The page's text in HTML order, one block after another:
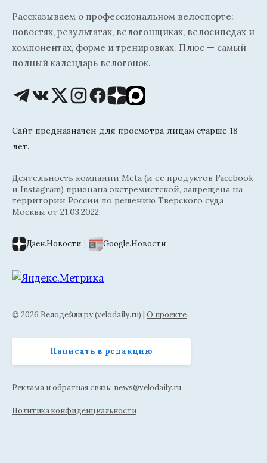
Рассказываем о профессиональном велоспорте:
новостях, результатах, велогонщиках, велосипедах и
компонентах, форме и тренировках. Плюс — самый
полный календарь велогонок.
Сайт предназначен для просмотра лицам старше 18
лет.
Деятельность компании Meta (и её продуктов Facebook
и Instagram) признана экстремистской, запрещена на
территории России по решению Тверского суда
Москвы от 21.03.2022.
Дзен.Новости | Google.Новости
© 2026 Велодейли.ру (velodaily.ru) | О проекте
Написать в редакцию
Реклама и обратная связь: news@velodaily.ru
Политика конфиденциальности